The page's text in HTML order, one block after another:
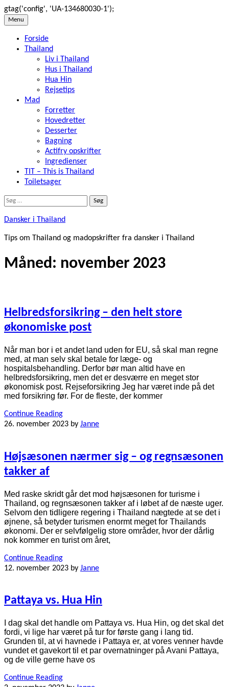
gtag('config', 'UA-134680030-1');
Skip
content
Menu
Forside
Thailand
Liv i Thailand
Hus i Thailand
Hua Hin
Rejsetips
Mad
Forretter
Hovedretter
Desserter
Bagning
Actifry opskrifter
Ingredienser
TIT – This is Thailand
Toiletsager
Søg
Dansker i Thailand
Tips om Thailand og madopskrifter fra dansker i Thailand
Måned: november 2023
Helbredsforsikring – den helt store
økonomiske post
Når man bor i et andet land uden for EU, så skal man regne
med, at man selv skal betale for læge- og
hospitalsbehandling. Derfor bør man altid have en
helbredsforsikring, men det er desværre en meget stor
økonomisk post. Rejseforsikring Jeg har været inde på det
med forsikring før. For de fleste, der kommer
Continue Reading
26. november 2023 by Janne
Højsæsonen nærmer sig – og regnsæsonen
takker af
Med raske skridt går det mod højsæsonen for turisme i
Thailand, og regnsæsonen takker af i løbet af de næste uger.
Selvom den tidligere regering i Thailand nægtede at se det i
øjnene, så betyder turismen enormt meget for Thailands
økonomi. Der er selvfølgelig store områder, hvor der dårlig
nok kommer en turist om året,
Continue Reading
12. november 2023 by Janne
Pattaya vs. Hua Hin
I dag skal det handle om Pattaya vs. Hua Hin, og det skal det
fordi, vi lige har været på tur for første gang i lang tid.
Grunden til, at vi havnede i Pattaya er, at vores venner havde
vundet et gavekort til et par overnatninger på Avani Pattaya,
og de ville gerne have os
Continue Reading